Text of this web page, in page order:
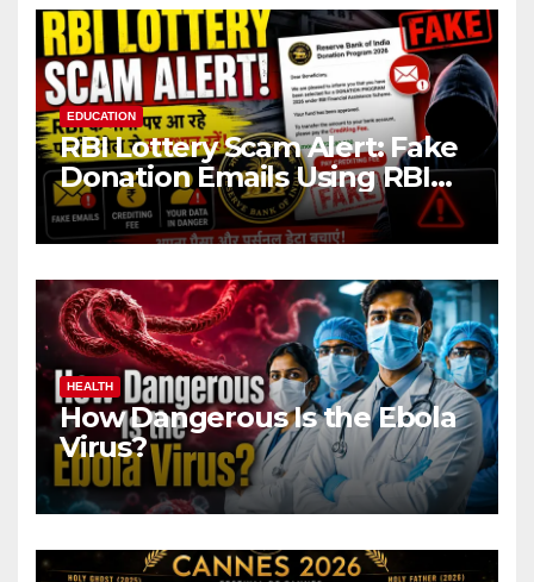
EDUCATION
RBI Lottery Scam Alert: Fake
Donation Emails Using RBI
Name Target Indian Users
HEALTH
How Dangerous Is the Ebola
Virus?